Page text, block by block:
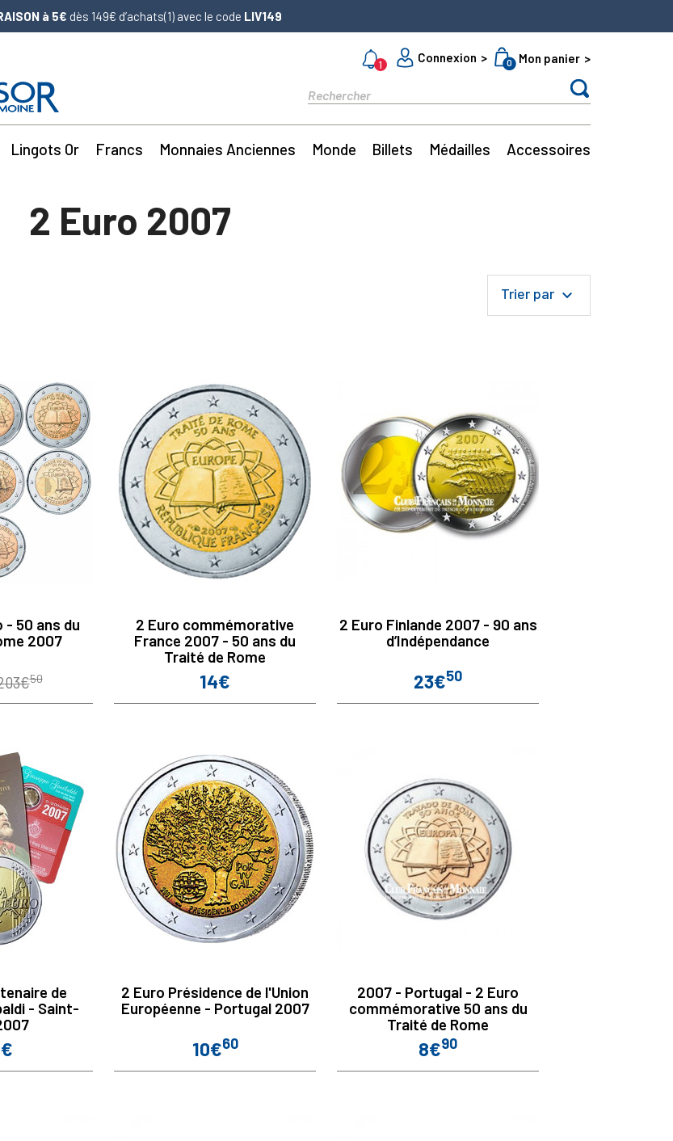
à 5€ dès 149€ d’achats(1) avec le code LIV149
1
Connexion 0 Mon panier
Lingots Or Francs Monnaies Anciennes Monde Billets Médailles Accessoires
2 Euro 2007
Trier par keyboard_arrow_down
- 50 ans du
2007
50
2 Euro commémorative
France 2007 - 50 ans du
Traité de Rome
Prix
14€
2 Euro Finlande 2007 - 90 ans
d’Indépendance
Prix
23€50
de
- Saint-
2 Euro Présidence de l'Union
Européenne - Portugal 2007
Prix
10€60
2007 - Portugal - 2 Euro
commémorative 50 ans du
Traité de Rome
Prix
8€90